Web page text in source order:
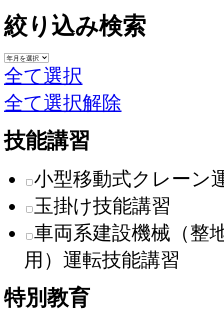
絞り込み検索
全て選択
全て選択解除
技能講習
小型移動式クレーン
玉掛け技能講習
車両系建設機械（整
用）運転技能講習
特別教育